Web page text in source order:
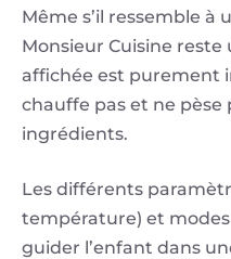
Même s’il ressemble à
Monsieur Cuisine
affichée est purement
chauffe pas et ne pèse
ingrédients.
Les différents
température) et
guider l’enfant dans